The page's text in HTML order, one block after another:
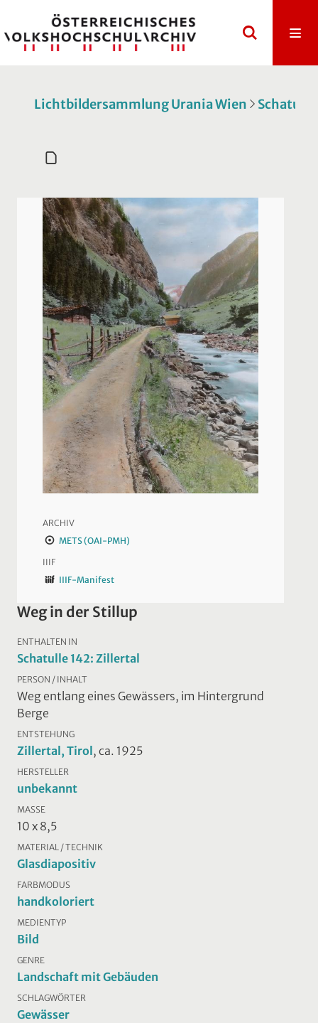
Lichtbildersammlung Urania Wien
ARCHIV
METS (OAI-PMH)
IIIF
IIIF-Manifest
Weg in der Stillup
ENTHALTEN IN
Schatulle 142: Zillertal
PERSON / INHALT
Weg entlang eines Gewässers, im Hintergrund
Berge
ENTSTEHUNG
Zillertal, Tirol , ca. 1925
HERSTELLER
unbekannt
MASSE
10 x 8,5
MATERIAL / TECHNIK
Glasdiapositiv
FARBMODUS
handkoloriert
MEDIENTYP
Bild
GENRE
Landschaft mit Gebäuden
SCHLAGWÖRTER
Gewässer